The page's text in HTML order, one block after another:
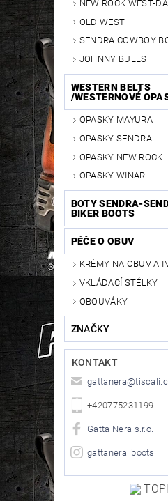
NEW ROCK WEST-
OLD WEST
SENDRA COWBOY
JOHNNY BULLS
WESTERN BELTS
/WESTERNOVÉ
OPASKY MAYURA
OPASKY SENDRA
OPASKY NEW ROCK
OPASKY WINAR
BOTY SENDRA-
BIKER BOOTS
PÉČE O OBUV
KRÉMY NA OBUV A
VKLÁDACÍ STÉLKY
OBOUVÁKY
ZNAČKY
KONTAKT
gattanera@
+420775231199
Gatta Nera s.r.o.
gattanera_boots